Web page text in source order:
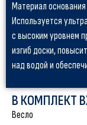
Материал основания
Используется
с высоким уровнем
изгиб доски,
над водой и
В КОМПЛЕКТ
Весло